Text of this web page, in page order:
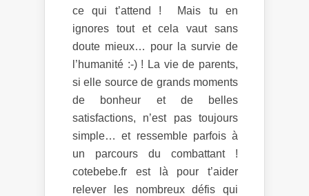
ce qui t’attend ! Mais tu en
ignores tout et cela vaut sans
doute mieux… pour la survie de
l’humanité :-) ! La vie de parents,
si elle source de grands moments
de bonheur et de belles
satisfactions, n’est pas toujours
simple… et ressemble parfois à
un parcours du combattant !
cotebebe.fr est là pour t’aider
relever les nombreux défis qui